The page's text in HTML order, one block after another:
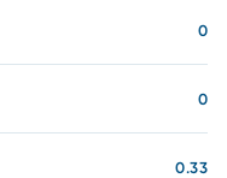
0
0
0.33